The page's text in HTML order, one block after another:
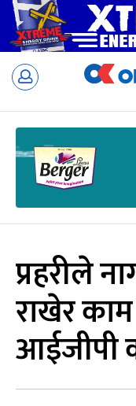
Skip
प्रहरीले
राखेर काम
आईजीपी